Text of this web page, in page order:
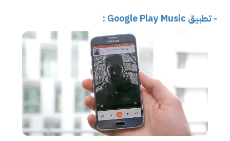
- تطبيق Google Play Music :